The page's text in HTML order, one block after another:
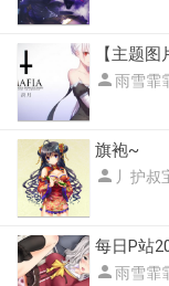
【主题
雨雪霏
旗袍~
 丿护叔
每日P站
雨雪霏